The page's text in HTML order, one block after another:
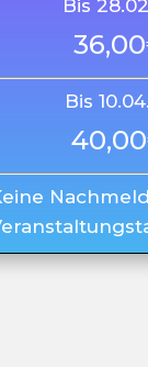
Bis
Bis